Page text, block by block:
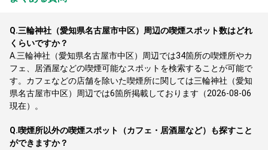
Q.三輪神社（愛知県名古屋市中区）周辺の喫煙スポット数はどれ
くらいですか？
A. 三輪神社（愛知県名古屋市中区）周辺では34箇所の喫煙所やカ
フェ、居酒屋などの喫煙可能なスポットを検索することが可能で
す。カフェなどの店舗を除いた喫煙所に関しては三輪神社（愛知
県名古屋市中区）周辺では6箇所掲載しております（2026-08-06
現在）。
Q.喫煙所以外の喫煙スポット（カフェ・居酒屋など）も探すこと
ができますか？